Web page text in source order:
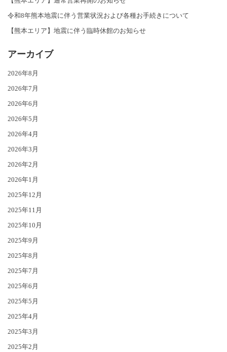
令和8年熊本地震に伴う営業状況および各種お手続きについて
【熊本エリア】地震に伴う臨時休館のお知らせ
アーカイブ
2026年8月
2026年7月
2026年6月
2026年5月
2026年4月
2026年3月
2026年2月
2026年1月
2025年12月
2025年11月
2025年10月
2025年9月
2025年8月
2025年7月
2025年6月
2025年5月
2025年4月
2025年3月
2025年2月